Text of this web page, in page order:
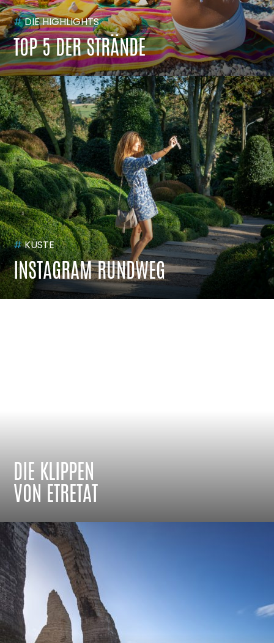
#DIE HIGHLIGHTS
TOP 5 DER STRÄNDE
#KÜSTE
INSTAGRAM RUNDWEG
DIE KLIPPEN
VON ETRETAT